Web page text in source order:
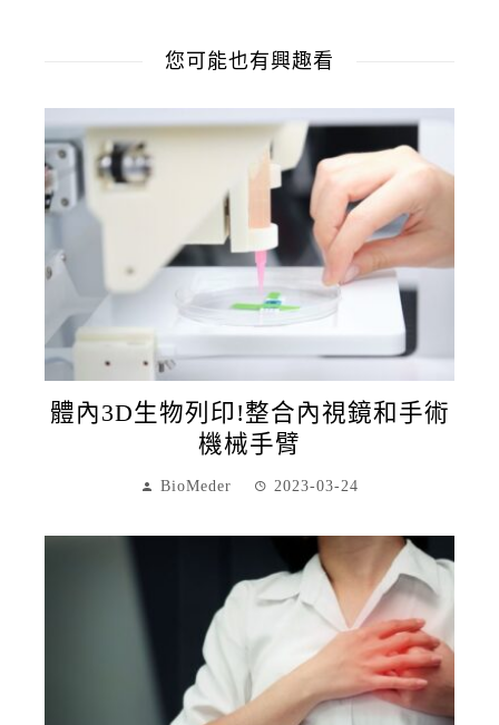
您可能也有興趣看
體內3D生物列印!整合內視鏡和手術
機械手臂
BioMeder 2023-03-24